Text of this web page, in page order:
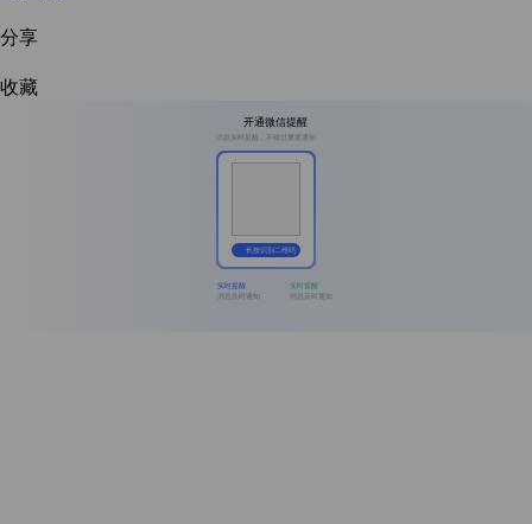
分享
收藏
开通微信提醒
消息实时提醒，不错过重要通知
长按识别二维码
实时提醒
消息及时通知
实时提醒
消息及时通知